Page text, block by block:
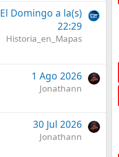
El Domingo a la(s)
22:29
Historia_en_Mapas
1 Ago 2026
Jonathann
30 Jul 2026
Jonathann